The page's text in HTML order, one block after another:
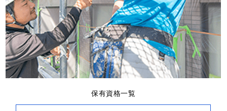
保有資格一覧